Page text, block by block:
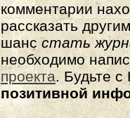
комментарии
рассказать
шанс стать
необходимо
проекта. Будьте
позитивной